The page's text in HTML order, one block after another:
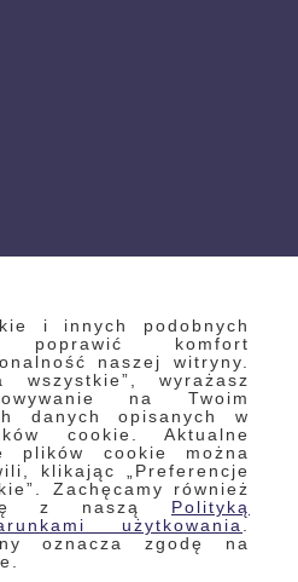
i innych podobnych
poprawić komfort
naszej witryny.
wszystkie”, wyrażasz
na Twoim
danych opisanych w
cookie. Aktualne
plików cookie można
klikając „Preferencje
Zachęcamy również
z naszą Polityką
użytkowania
oznacza zgodę na
cookie